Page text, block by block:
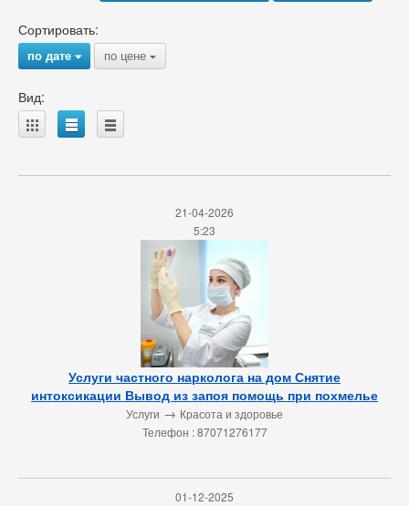
Сортировать:
по дате{ по цене {
Вид:
A B C
21-04-2026
5:23
Услуги частного нарколога на дом Снятие
интоксикации Вывод из запоя помощь при похмелье
Услуги → Красота и здоровье
Телефон : 87071276177
01-12-2025